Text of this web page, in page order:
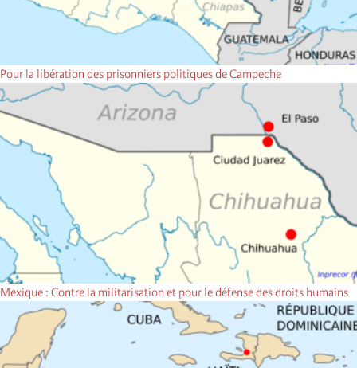
Pour la libération des prisonniers politiques de Campeche
Mexique : Contre la militarisation et pour le défense des droits humains